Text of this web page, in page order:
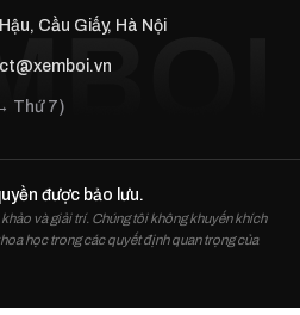
Cầu Giấy, Hà Nội
Thứ 7)
được bảo lưu.
và giải trí. Chúng tôi không khuyến khích
học trong các quyết định quan trọng của